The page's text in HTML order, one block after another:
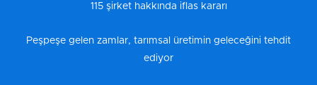
115 şirket hakkında iflas kararı
Peşpeşe gelen zamlar, tarımsal üretimin geleceğini tehdit
ediyor